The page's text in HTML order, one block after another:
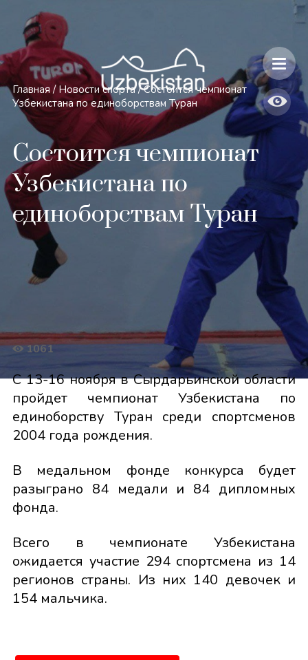
Безопасность и особенности путешествий по Узбекистану
Главная / Новости спорта / Состоится чемпионат
Узбекистана по единоборствам Туран
Состоится чемпионат
Узбекистана по
единоборствам Туран
1061
С 13-16 ноября в Сырдарьинской области
пройдет чемпионат Узбекистана по
единоборству Туран среди спортсменов
2004 года рождения.
В медальном фонде конкурса будет
разыграно 84 медали и 84 дипломных
фонда.
Всего в чемпионате Узбекистана
ожидается участие 294 спортсмена из 14
регионов страны. Из них 140 девочек и
154 мальчика.